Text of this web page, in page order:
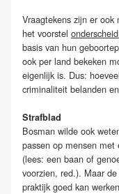
Vraagtekens zijn er
het voorstel
basis van hun
ook per land bekeken
eigenlijk is. Dus:
criminaliteit belanden
Strafblad
Bosman wilde ook
passen op mensen
(lees: een baan of
voorzien, red.). Maar
praktijk goed kan